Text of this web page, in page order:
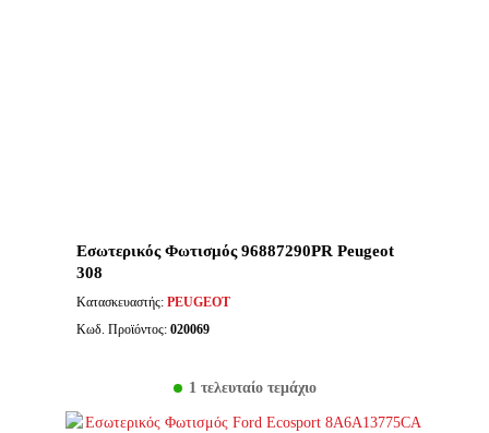
Εσωτερικός Φωτισμός 96887290PR Peugeot
308
Κατασκευαστής: PEUGEOT
Κωδ. Προϊόντος: 020069
1 τελευταίο τεμάχιο